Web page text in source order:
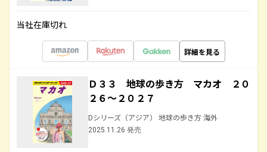
当社在庫切れ
詳細を見る
Ｄ３３ 地球の歩き方 マカオ ２０
２６～２０２７
Dシリーズ（アジア） 地球の歩き方 海外
2025.11.26 発売